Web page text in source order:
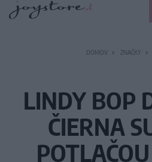
DOMOV ZNAČKY
LINDY BOP
ČIERNA